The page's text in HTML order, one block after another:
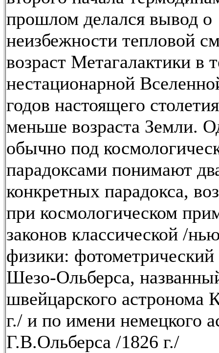
прошлом делался вывод о
неизбежности тепловой
возраст Метагалактики в
нестационарной
годов настоящего
меньше возраста Земли.
обычно под
парадоксами понимают
конкретных парадокса,
при космологическом
законов классической /
физики: фотометрический
Шезо-Ольберса,
швейцарского астронома
г./ и по имени немецкого
Г.В.Ольберса /1826 г./